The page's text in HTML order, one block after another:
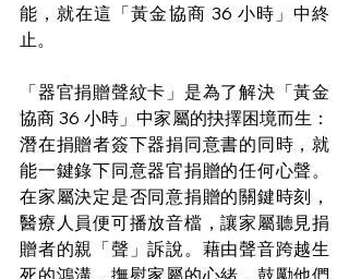
能，就在這「黃金協商 36 小時」中終
止。
「器官捐贈聲紋卡」是為了解決「黃金
協商 36 小時」中家屬的抉擇困境而生：
潛在捐贈者簽下器捐同意書的同時，就
能一鍵錄下同意器官捐贈的任何心聲。
在家屬決定是否同意捐贈的關鍵時刻，
醫療人員便可播放音檔，讓家屬聽見捐
贈者的親「聲」訴說。藉由聲音跨越生
死的鴻溝，撫慰家屬的心緒，鼓勵他們